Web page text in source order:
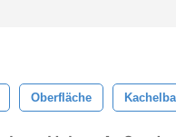
Oberfläche